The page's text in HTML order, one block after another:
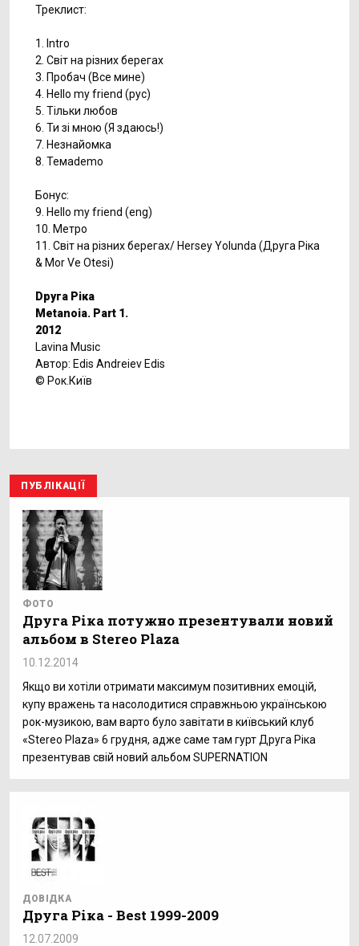
Треклист:
1. Intro
2. Світ на різних берегах
3. Пробач (Все мине)
4. Hello my friend (рус)
5. Тільки любов
6. Ти зі мною (Я здаюсь!)
7. Незнайомка
8. Темаdemo
Бонус:
9. Hello my friend (eng)
10. Метро
11. Світ на різних берегах/ Hersey Yolunda (Друга Ріка
& Mor Ve Otesi)
Dруга Ріка
Metanoia. Part 1.
2012
Lavina Music
Автор: Edis Andreiev Edis
© Рок.Київ
ПУБЛІКАЦІЇ
ФОТО
Друга Ріка потужно презентували новий
альбом в Stereo Plaza
10.12.2014
Якщо ви хотіли отримати максимум позитивних емоцій,
купу вражень та насолодитися справжньою українською
рок-музикою, вам варто було завітати в київський клуб
«Stereo Plaza» 6 грудня, адже саме там гурт Друга Ріка
презентував свій новий альбом SUPERNATION
ДОВІДКА
Друга Ріка - Best 1999-2009
12.07.2009